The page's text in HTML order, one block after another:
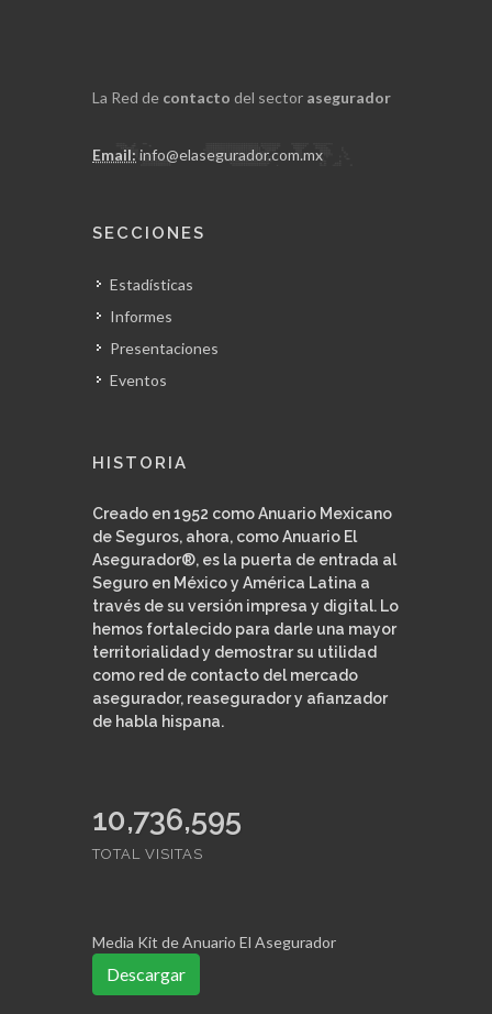
La Red de contacto del sector asegurador
Email: info@elasegurador.com.mx
SECCIONES
Estadísticas
Informes
Presentaciones
Eventos
HISTORIA
Creado en 1952 como Anuario Mexicano
de Seguros, ahora, como Anuario El
Asegurador®, es la puerta de entrada al
Seguro en México y América Latina a
través de su versión impresa y digital. Lo
hemos fortalecido para darle una mayor
territorialidad y demostrar su utilidad
como red de contacto del mercado
asegurador, reasegurador y afianzador
de habla hispana.
11,333,070
TOTAL VISITAS
Media Kit de Anuario El Asegurador
Descargar